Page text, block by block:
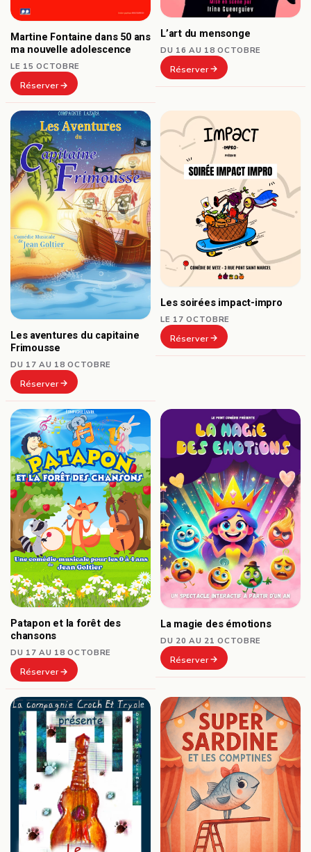
Martine Fontaine dans 50 ans
ma nouvelle adolescence
LE 15 OCTOBRE
Réserver
L’art du mensonge
DU 16 AU 18 OCTOBRE
Réserver
Les aventures du capitaine
Frimousse
DU 17 AU 18 OCTOBRE
Réserver
Les soirées impact-impro
LE 17 OCTOBRE
Réserver
Patapon et la forêt des
chansons
DU 17 AU 18 OCTOBRE
Réserver
La magie des émotions
DU 20 AU 21 OCTOBRE
Réserver